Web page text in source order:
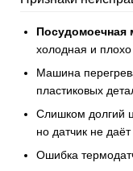
Посудомоечная
холодная и плохо
Машина
пластиковых
Слишком долгий
но датчик не
Ошибка